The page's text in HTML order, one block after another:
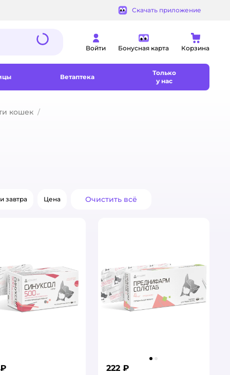
Скачать приложение
Войти Бонусная карта Корзина
Ветаптека
Только
у нас
кошек
завтра Цена Очистить всё
222 ₽